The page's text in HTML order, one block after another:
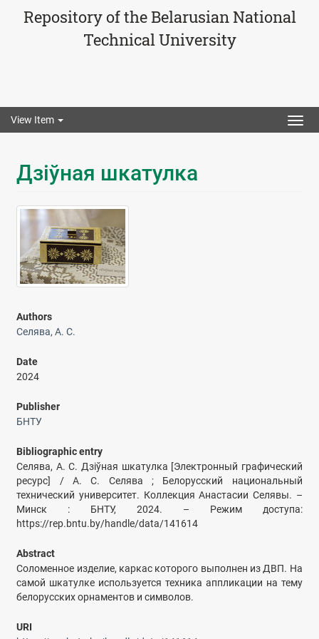
Repository of the Belarusian National
Technical University
View Item
Дзіўная шкатулка
Authors
Селява, А. С.
Date
2024
Publisher
БНТУ
Bibliographic entry
Селява, А. С. Дзіўная шкатулка [Электронный графический
ресурс] / А. С. Селява ; Белорусский национальный
технический университет. Коллекция Анастасии Селявы. –
Минск : БНТУ, 2024. – Режим доступа:
https://rep.bntu.by/handle/data/141614
Abstract
Соломенное изделие, каркас которого выполнен из ДВП. На
самой шкатулке используется техника аппликации на тему
белорусских орнаментов и символов.
URI